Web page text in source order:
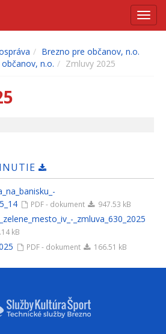
Brezno pre občanov, n.o.
n.o.
Zmluvy 2025
PDF - dokument 947.53 kB
_zmluva_630_2025
kB
PDF - dokument 166.51 kB